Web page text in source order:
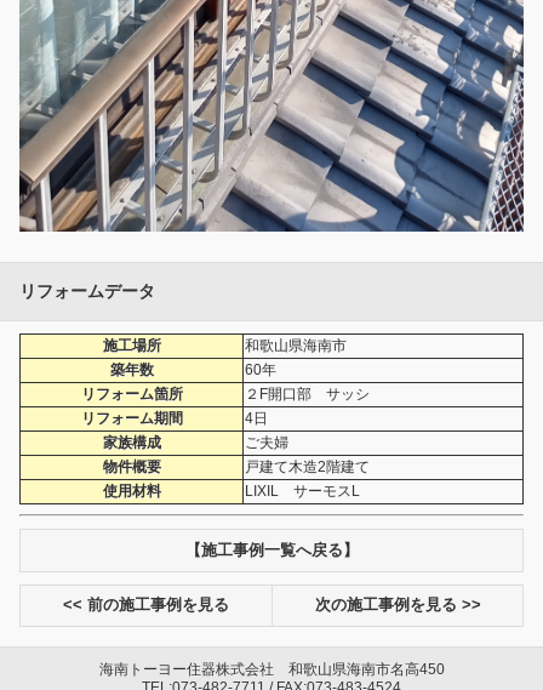
リフォームデータ
施工場所
和歌山県海南市
築年数
60年
リフォーム箇所
２F開口部 サッシ
リフォーム期間
4日
家族構成
ご夫婦
物件概要
戸建て木造2階建て
使用材料
LIXIL サーモスL
【施工事例一覧へ戻る】
<< 前の施工事例を見る 次の施工事例を見る >>
海南トーヨー住器株式会社 和歌山県海南市名高450